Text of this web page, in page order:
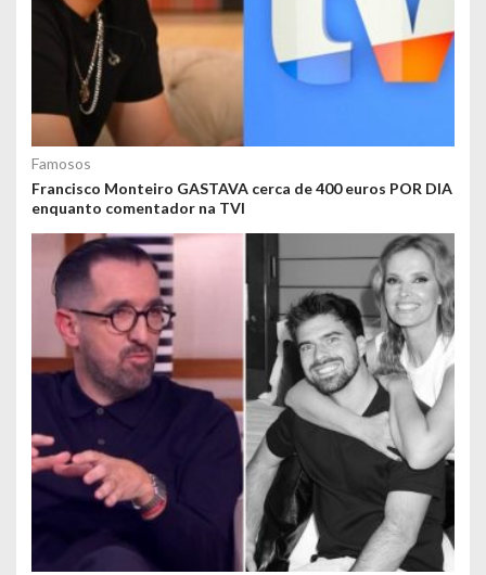
Famosos
Francisco Monteiro GASTAVA cerca de 400 euros POR DIA
enquanto comentador na TVI